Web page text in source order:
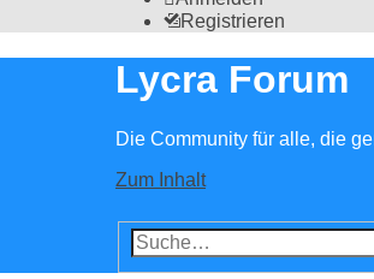
Registrieren
Lycra Forum
Die Community für alle, die
Zum Inhalt